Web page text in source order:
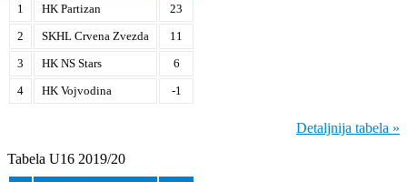
1 HK Partizan
23
2
SKHL Crvena Zvezda
11
3
HK NS Stars
6
4
HK Vojvodina -1
Detaljnija tabela »
Tabela U16 2019/20